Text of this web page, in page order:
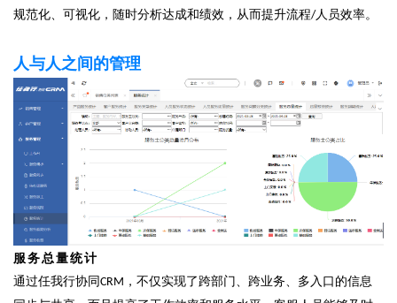
规范化、可视化，随时分析达成和绩效，从而提升流程/人员效率。
人与人之间的管理
服务总量统计
通过任我行协同CRM ，不仅实现了跨部门、跨业务、多入口的信息